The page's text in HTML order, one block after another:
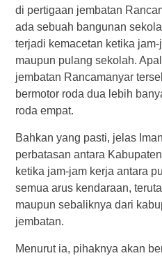
di pertigaan jembatan
ada sebuah bangunan
terjadi kemacetan ketika
maupun pulang sekolah.
jembatan Rancamanyar
bermotor roda dua lebih
roda empat.
Bahkan yang pasti, jelas
perbatasan antara
ketika jam-jam kerja antara
semua arus kendaraan,
maupun sebaliknya dari
jembatan.
Menurut ia, pihaknya akan